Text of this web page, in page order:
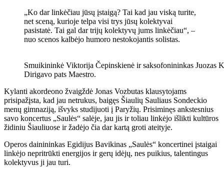
„Ko dar linkėčiau jūsų įstaigą? Tai kad jau viską turite,
net sceną, kurioje telpa visi trys jūsų kolektyvai
pasistatė. Tai gal dar trijų kolektyvų jums linkėčiau“, –
nuo ​​scenos kalbėjo humoro nestokojantis solistas.
Smuikininkė Viktorija Čepinskienė ir saksofonininkas Juozas
Dirigavo pats Maestro.
Kylanti akordeono žvaigždė Jonas Vozbutas klausytojams
prisipažįsta, kad jau netrukus, baigęs Šiaulių Sauliaus Sondeckio
menų gimnaziją, išvyks studijuoti į Paryžių. Prisiminęs ankstesnius
savo koncertus „Saulės“ salėje, jau jis ir toliau linkėjo išlikti kultūros
židiniu Šiauliuose ir žadėjo čia dar kartą groti ateityje.
Operos dainininkas Egidijus Bavikinas „Saulės“ koncertinei įstaigai
linkėjo nepritrūkti energijos ir gerų idėjų, nes puikius, talentingus
kolektyvus ji jau turi.